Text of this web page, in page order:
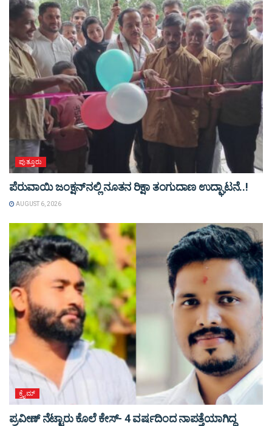
ಪುತ್ತೂರು
ಪೆರುವಾಯಿ ಜಂಕ್ಷನ್‌ನಲ್ಲಿ ನೂತನ ರಿಕ್ಷಾ ತಂಗುದಾಣ ಉದ್ಘಾಟನೆ..!
AUGUST 6, 2026
ಕ್ರೈಮ್
ಪ್ರವೀಣ್ ನೆಟ್ಟಾರು ಕೊಲೆ ಕೇಸ್‌- 4 ವರ್ಷದಿಂದ ನಾಪತ್ತೆಯಾಗಿದ್ದ